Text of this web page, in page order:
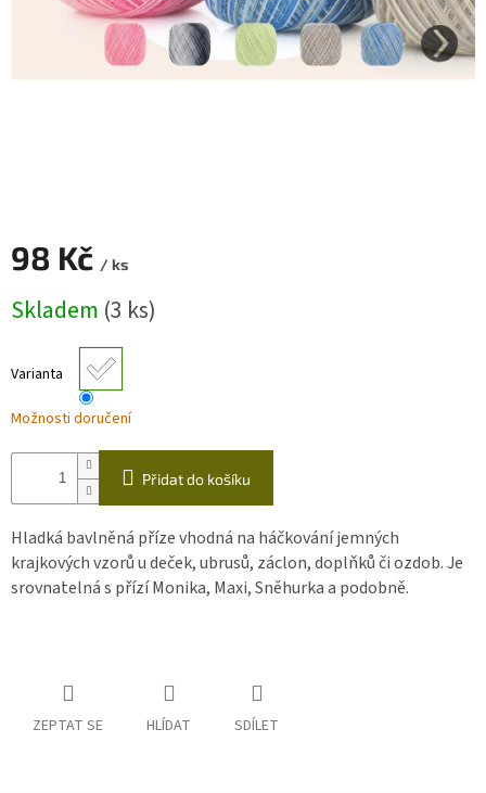
Zapletený
Kurzy,
systém
Měna
(CZK)
Přihlášení
98 Kč / ks
cena:
Skladem (3 ks)
Varianta
Možnosti doručení
Přidat do košíku
Hladká bavlněná příze vhodná na háčkování jemných
krajkových vzorů u deček, ubrusů, záclon, doplňků či ozdob. Je
srovnatelná s přízí Monika, Maxi, Sněhurka a podobně.
ZEPTAT SE HLÍDAT SDÍLET